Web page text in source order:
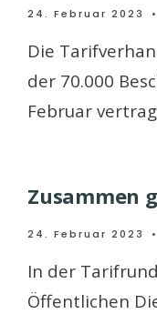
24. Februar 2023 •
Die
der 70.000
Februar
Zusammen
24. Februar 2023 •
In der
Öffentlichen